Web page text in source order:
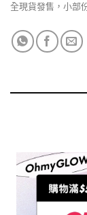
全現貨發售，小部